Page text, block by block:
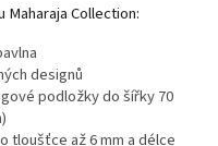
Maharaja Collection:
designů
podložky do šířky 70
tloušťce až 6 mm a délce